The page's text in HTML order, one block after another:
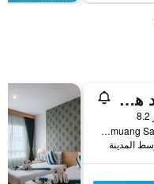
سيرا جراند هوتل آند سبا
184/44-47 Phungmuang Sai Kor., باتونغ, تايلاند